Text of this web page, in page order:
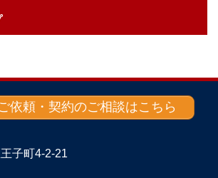
依頼・契約のご相談はこちら
子町4-2-21